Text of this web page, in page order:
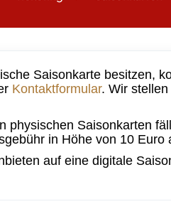
Saisonkarte besitzen,
Kontaktformular. Wir
physischen Saisonkarten
in Höhe von 10 Euro
auf eine digitale